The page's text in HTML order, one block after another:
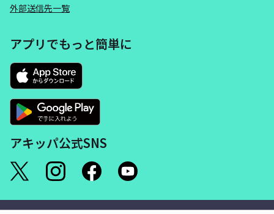
外部送信先一覧
アプリでもっと簡単に
アキッパ公式SNS